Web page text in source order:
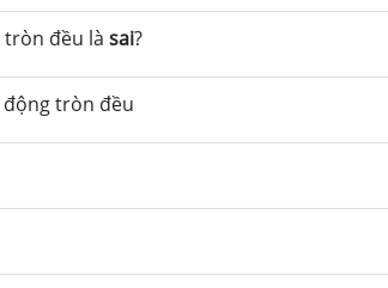
tròn đều là sai?
động tròn đều